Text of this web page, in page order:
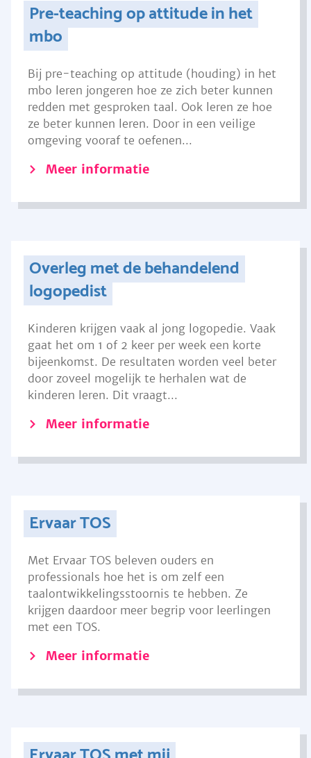
Pre-teaching op attitude in het
mbo
Bij pre-teaching op attitude (houding) in het
mbo leren jongeren hoe ze zich beter kunnen
redden met gesproken taal. Ook leren ze hoe
ze beter kunnen leren. Door in een veilige
omgeving vooraf te oefenen...
Meer informatie
Overleg met de behandelend
logopedist
Kinderen krijgen vaak al jong logopedie. Vaak
gaat het om 1 of 2 keer per week een korte
bijeenkomst. De resultaten worden veel beter
door zoveel mogelijk te herhalen wat de
kinderen leren. Dit vraagt...
Meer informatie
Ervaar TOS
Met Ervaar TOS beleven ouders en
professionals hoe het is om zelf een
taalontwikkelingsstoornis te hebben. Ze
krijgen daardoor meer begrip voor leerlingen
met een TOS.
Meer informatie